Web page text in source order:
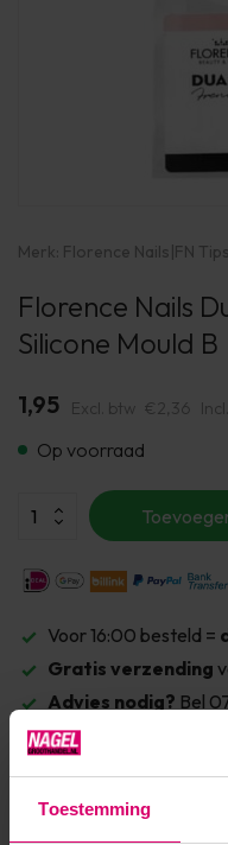
Toestemming
Merk: Florence Nails|FN
Florence Nails
Silicone Mould B
1,95 Excl. btw €2,36
Op voorraad
Voor 16:00 besteld =
Gratis verzending
Advies nodig? Bel